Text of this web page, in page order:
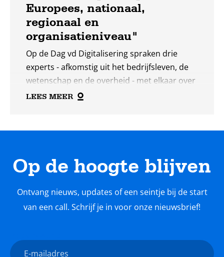
Europees, nationaal,
regionaal en
organisatieniveau"
Op de Dag vd Digitalisering spraken drie
experts - afkomstig uit het bedrijfsleven, de
wetenschap en de overheid - met elkaar over
de transitie naar digitale autonomie, onder
LEES MEER
Op de hoogte blijven
Ontvang nieuws, updates of een seintje bij de start
van een call. Schrijf je in voor onze nieuwsbrief!
E-